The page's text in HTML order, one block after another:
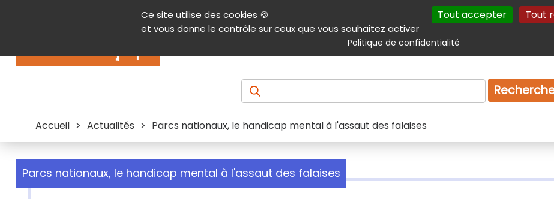
Ce site utilise des cookies 🍪
et vous donne le contrôle sur ceux que vous souhaitez activer
Tout accepter Tout
Politique de confidentialité
Contenu Aide et accessibilité Menu principal Autres services Plan du site
Produits & services Emploi Droit
Accueil > Actualités > Parcs nationaux, le handicap mental à l'assaut des falaises
Parcs nationaux, le handicap mental à l'assaut des falaises